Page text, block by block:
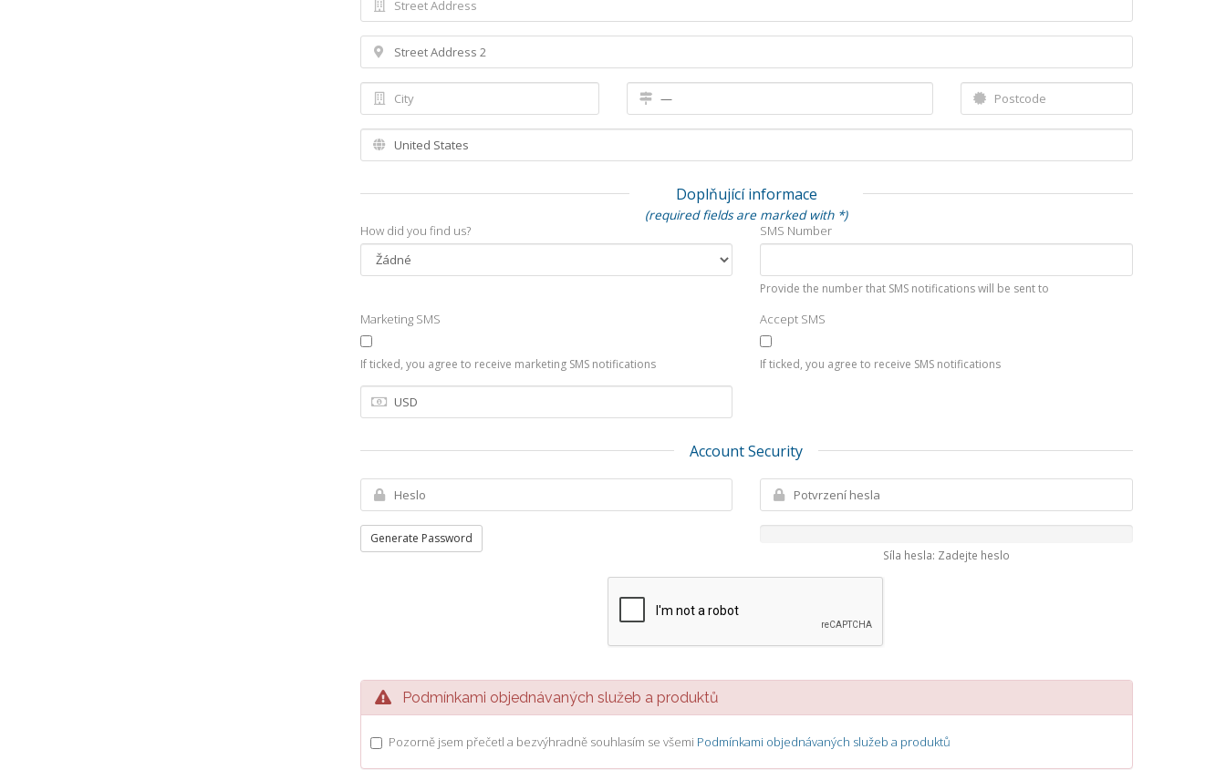
Doplňující informace
(required fields are marked with *)
How did you find us? SMS Number
Provide the number that SMS notifications will be sent to
Marketing SMS
If ticked, you agree to receive marketing SMS notifications
Accept SMS
If ticked, you agree to receive SMS notifications
Account Security
Generate Password
Síla hesla: Zadejte heslo
Podmínkami objednávaných služeb a produktů
Pozorně jsem přečetl a bezvýhradně souhlasím se všemi Podmínkami objednávaných služeb a produktů